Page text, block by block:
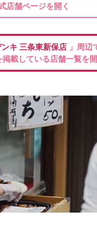
店舗ページを開く
キ 三条東新保店 」周辺
載している店舗一覧を開